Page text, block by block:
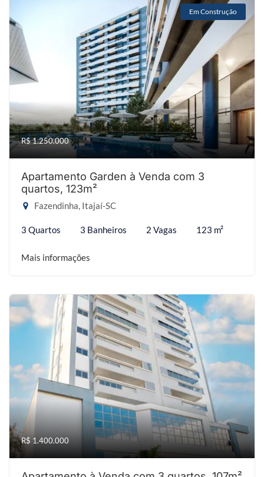
Em Construção
R$ 1.250.000
Apartamento Garden à Venda com 3
quartos, 123m²
Fazendinha, Itajaí-SC
3 Quartos 3 Banheiros 2 Vagas 123 m²
Mais informações
R$ 1.400.000